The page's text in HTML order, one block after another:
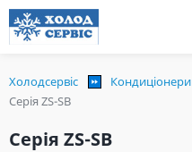
Холодсервіс Кондиціонери
Серія ZS-SB
Серія ZS-SB